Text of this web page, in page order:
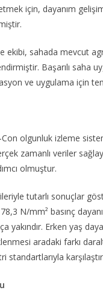
için, dayanım
ekibi, sahada mevcut
Başarılı saha
ve uygulama için
olgunluk izleme
zamanlı veriler
olmuştur.
tutarlı sonuçlar
N/mm² basınç
yakındır. Erken yaş
aradaki farkı